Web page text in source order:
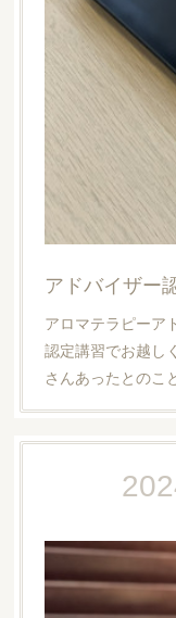
アドバイザー
アロマテラピーア
認定講習でお越し
さんあったとの